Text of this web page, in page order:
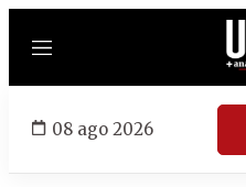
Menú
08 ago 2026